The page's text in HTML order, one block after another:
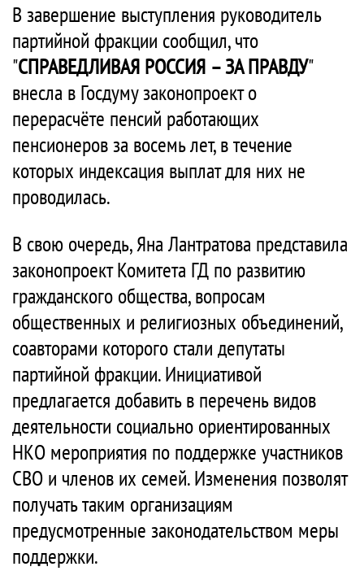
В завершение выступления руководитель
партийной фракции сообщил, что
"СПРАВЕДЛИВАЯ РОССИЯ – ЗА ПРАВДУ"
внесла в Госдуму законопроект о
перерасчёте пенсий работающих
пенсионеров за восемь лет, в течение
которых индексация выплат для них не
проводилась.
В свою очередь, Яна Лантратова представила
законопроект Комитета ГД по развитию
гражданского общества, вопросам
общественных и религиозных объединений,
соавторами которого стали депутаты
партийной фракции. Инициативой
предлагается добавить в перечень видов
деятельности социально ориентированных
НКО мероприятия по поддержке участников
СВО и членов их семей. Изменения позволят
получать таким организациям
предусмотренные законодательством меры
поддержки.